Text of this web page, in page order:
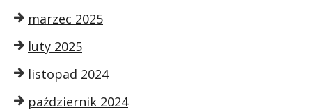
marzec 2025
luty 2025
listopad 2024
październik 2024